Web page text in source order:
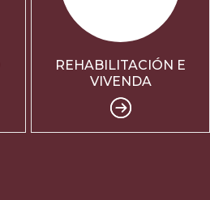
REHABILITACIÓN E
VIVENDA